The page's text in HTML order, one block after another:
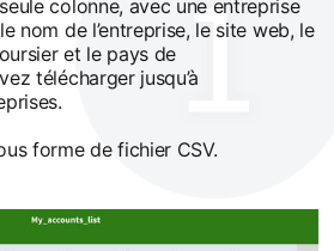
colonne, avec une entreprise
nom de l’entreprise, le site web, le
et le pays de
télécharger jusqu’à
forme de fichier CSV.